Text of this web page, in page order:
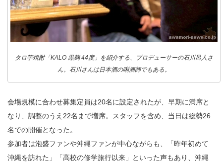
タロ芋焼酎「KALO 黒麹 44度」を紹介する、プロデューサーの石川呂人さ
ん。石川さんは日本酒の唎酒師でもある。
会場規模に合わせ募集定員は20名に設定されたが、早期に満席と
なり、調整のうえ22名まで増席。スタッフを含め、当日は総勢26
名での開催となった。
参加者は泡盛ファンや沖縄ファンが中心ながらも、「昨年初めて
沖縄を訪れた」「高校の修学旅行以来」といった声もあり、沖縄